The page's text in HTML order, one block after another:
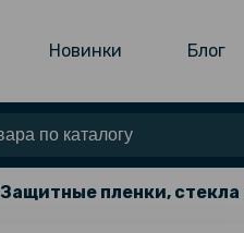
Новинки Блог
Защитные пленки,